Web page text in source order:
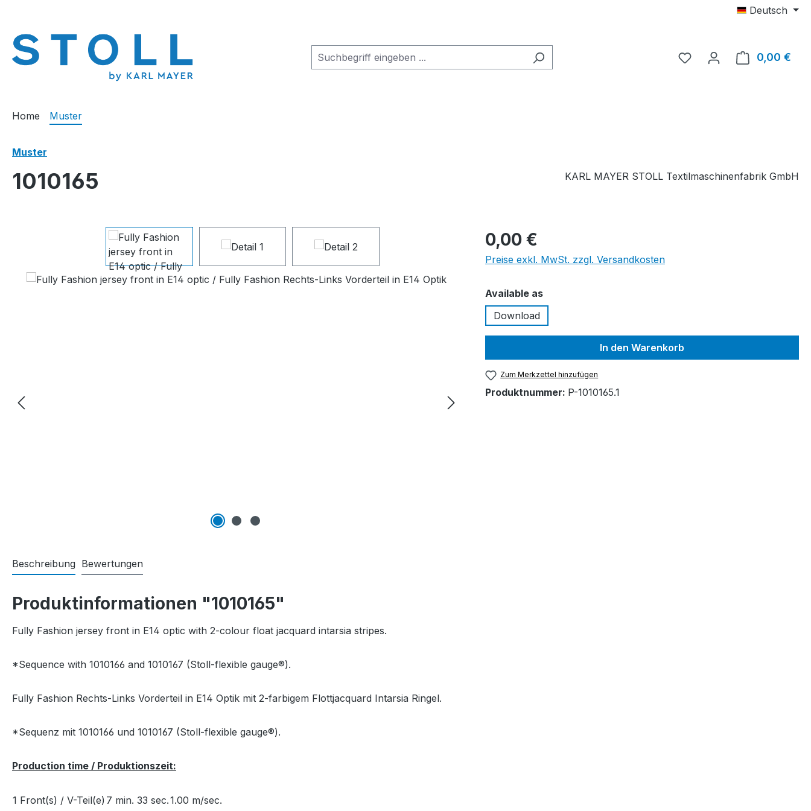
Deutsch
Du hast 0 Produkte auf
0,00 €
Home Muster
Muster
1010165 KARL MAYER STOLL Textilmaschinenfabrik GmbH
Bildergalerie überspringen 0,00 €
Preise exkl. MwSt. zzgl. Versandkosten
Available asauswählen
Download
In den Warenkorb
Zum Merkzettel hinzufügen
Produktnummer: P-1010165.1
Beschreibung Bewertungen
Produktinformationen "1010165"
Fully Fashion jersey front in E14 optic with 2-colour float jacquard intarsia stripes.
*Sequence with 1010166 and 1010167 (Stoll-flexible gauge®).
Fully Fashion Rechts-Links Vorderteil in E14 Optik mit 2-farbigem Flottjacquard Intarsia Ringel.
*Sequenz mit 1010166 und 1010167 (Stoll-flexible gauge®).
Production time / Produktionszeit:
1 Front(s) / V-Teil(e) 7 min. 33 sec.1.00 m/sec.